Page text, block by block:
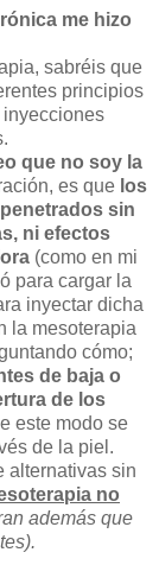
me hizo
sabréis que
principios
que no soy la
es que los
sin
ni efectos
(como en mi
para cargar la
inyectar dicha
la mesoterapia
cómo;
de baja o
de los
este modo se
de la piel.
alternativas sin
no
además que